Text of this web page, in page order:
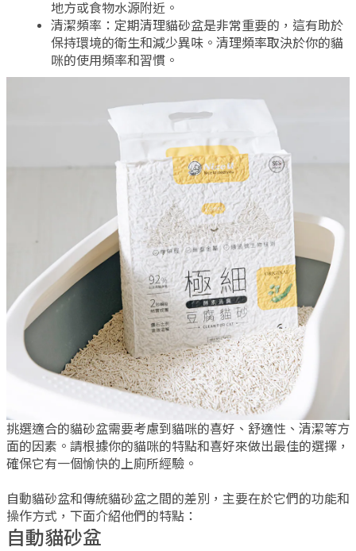
地方或食物水源附近。
清潔頻率：定期清理貓砂盆是非常重要的，這有助於
保持環境的衛生和減少異味。清理頻率取決於你的貓
咪的使用頻率和習慣。
挑選適合的貓砂盆需要考慮到貓咪的喜好、舒適性、清潔等方
面的因素。請根據你的貓咪的特點和喜好來做出最佳的選擇，
確保它有一個愉快的上廁所經驗。
自動貓砂盆和傳統貓砂盆之間的差別，主要在於它們的功能和
操作方式，下面介紹他們的特點：
自動貓砂盆